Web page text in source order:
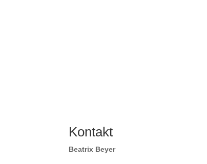
Kontakt
Beatrix Beyer